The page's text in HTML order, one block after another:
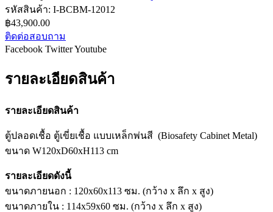
รหัสสินค้า: I-BCBM-12012
฿43,900.00
ติดต่อสอบถาม
Facebook TwitterYoutube
รายละเอียดสินค้า
รายละเอียดสินค้า
ตู้ปลอดเชื้อ ตู้เขี่ยเชื้อ แบบเหล็กพ่นสี (Biosafety Cabinet Metal)
ขนาด W120xD60xH113 cm
รายละเอียดดังนี้
ขนาดภายนอก : 120x60x113 ซม. (กว้าง x ลึก x สูง)
ขนาดภายใน : 114x59x60 ซม. (กว้าง x ลึก x สูง)